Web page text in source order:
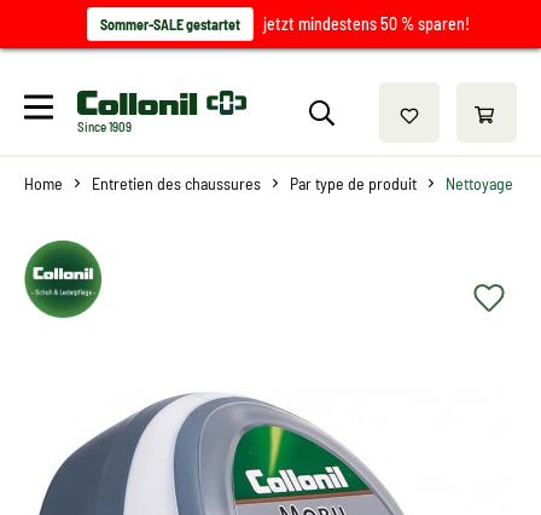
Sommer-SALE gestartet jetzt mindestens 50 % sparen!
Since 1909
Home Entretien des chaussures Par type de produit Nettoyage